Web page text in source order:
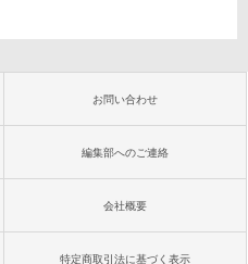
お問い合わせ
編集部へのご連絡
会社概要
特定商取引法に基づく表示